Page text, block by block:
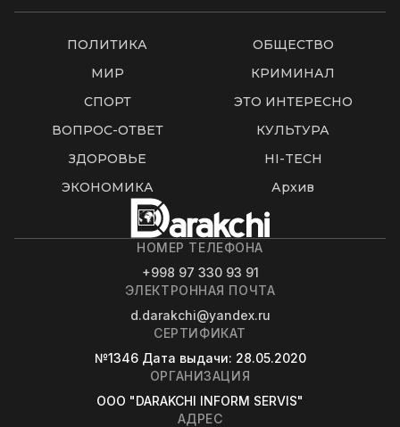
ПОЛИТИКА
ОБЩЕСТВО
МИР
КРИМИНАЛ
СПОРТ
ЭТО ИНТЕРЕСНО
ВОПРОС-ОТВЕТ
КУЛЬТУРА
ЗДОРОВЬЕ
HI-TECH
ЭКОНОМИКА
Архив
НОМЕР ТЕЛЕФОНА
+998 97 330 93 91
ЭЛЕКТРОННАЯ ПОЧТА
d.darakchi@yandex.ru
СЕРТИФИКАТ
№1346 Дата выдачи: 28.05.2020
ОРГАНИЗАЦИЯ
OOO "DARAKCHI INFORM SERVIS"
АДРЕС